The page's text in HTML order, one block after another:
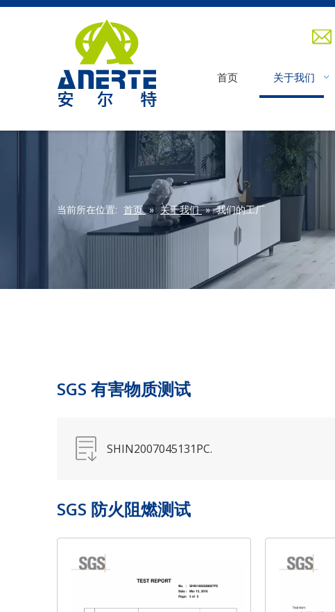
首页 关于我们
当前所在位置: 首页 » 关于我们 » 我们的工厂
SGS 有害物质测试
SHIN2007045131PC.
SGS 防火阻燃测试